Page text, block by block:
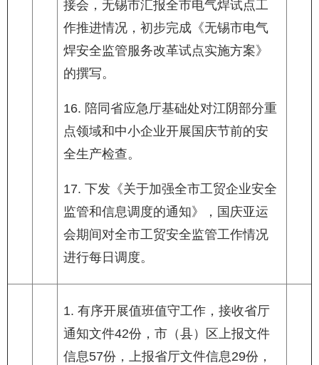
接会，无锡市汇报全市电气焊试点工
作推进情况，初步完成《无锡市电气
焊安全监管服务改革试点实施方案》
的撰写。
16. 陪同省应急厅基础处对江阴部分重
点领域和中小企业开展国庆节前的安
全生产检查。
17. 下发《关于加强全市工贸企业安全
监管和信息调度的通知》，国庆亚运
会期间对全市工贸安全监管工作情况
进行每日调度。
1. 有序开展值班值守工作，接收省厅
通知文件42份，市（县）区上报文件
信息57份，上报省厅文件信息29份，